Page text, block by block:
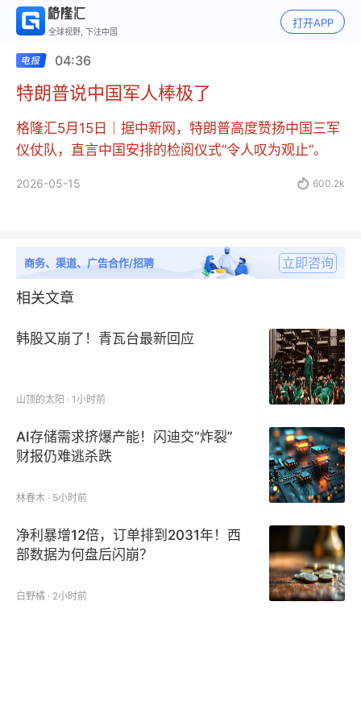
全球视野, 下注中国
打开APP
04:36
特朗普说中国军人棒极了
格隆汇5月15日｜据中新网，特朗普高度赞扬中国三军
仪仗队，直言中国安排的检阅仪式“令人叹为观止”。
2026-05-15  600.2k
商务、渠道、广告合作/招聘 立即咨询
相关文章
韩股又崩了！青瓦台最新回应
山顶的太阳 · 1小时前
AI存储需求挤爆产能！闪迪交“炸裂”
财报仍难逃杀跌
林春木 · 5小时前
净利暴增12倍，订单排到2031年！西
部数据为何盘后闪崩？
白野橘 · 2小时前